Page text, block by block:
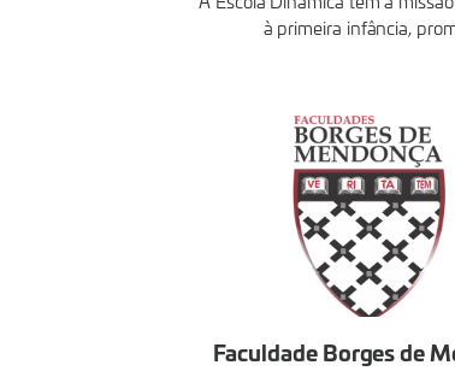
à primeira infância,
Faculdade Borges de